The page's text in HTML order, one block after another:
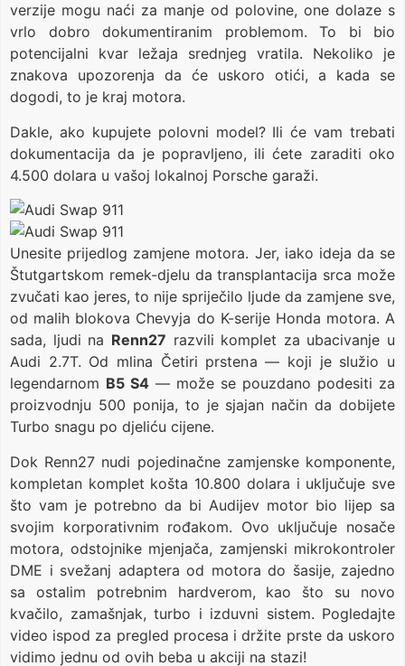
verzije mogu naći za manje od polovine, one dolaze s
vrlo dobro dokumentiranim problemom. To bi bio
potencijalni kvar ležaja srednjeg vratila. Nekoliko je
znakova upozorenja da će uskoro otići, a kada se
dogodi, to je kraj motora.
Dakle, ako kupujete polovni model? Ili će vam trebati
dokumentacija da je popravljeno, ili ćete zaraditi oko
4.500 dolara u vašoj lokalnoj Porsche garaži.
Unesite prijedlog zamjene motora. Jer, iako ideja da se
Štutgartskom remek-djelu da transplantacija srca može
zvučati kao jeres, to nije spriječilo ljude da zamjene sve,
od malih blokova Chevyja do K-serije Honda motora. A
sada, ljudi na Renn27 razvili komplet za ubacivanje u
Audi 2.7T. Od mlina Četiri prstena — koji je služio u
legendarnom B5 S4 — može se pouzdano podesiti za
proizvodnju 500 ponija, to je sjajan način da dobijete
Turbo snagu po djeliću cijene.
Dok Renn27 nudi pojedinačne zamjenske komponente,
kompletan komplet košta 10.800 dolara i uključuje sve
što vam je potrebno da bi Audijev motor bio lijep sa
svojim korporativnim rođakom. Ovo uključuje nosače
motora, odstojnike mjenjača, zamjenski mikrokontroler
DME i svežanj adaptera od motora do šasije, zajedno
sa ostalim potrebnim hardverom, kao što su novo
kvačilo, zamašnjak, turbo i izduvni sistem. Pogledajte
video ispod za pregled procesa i držite prste da uskoro
vidimo jednu od ovih beba u akciji na stazi!